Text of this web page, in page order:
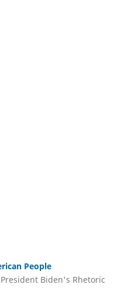
People
Biden's Rhetoric